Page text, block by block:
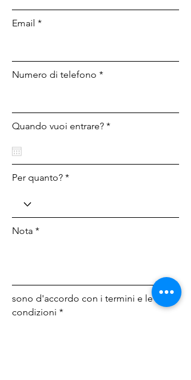
Email *
Numero di telefono *
Quando vuoi entrare? *
Per quanto? *
Nota *
sono d'accordo con i termini e le
condizioni *